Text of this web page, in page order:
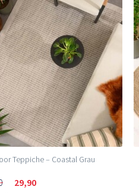
Teppiche – Coastal Grau
29,90